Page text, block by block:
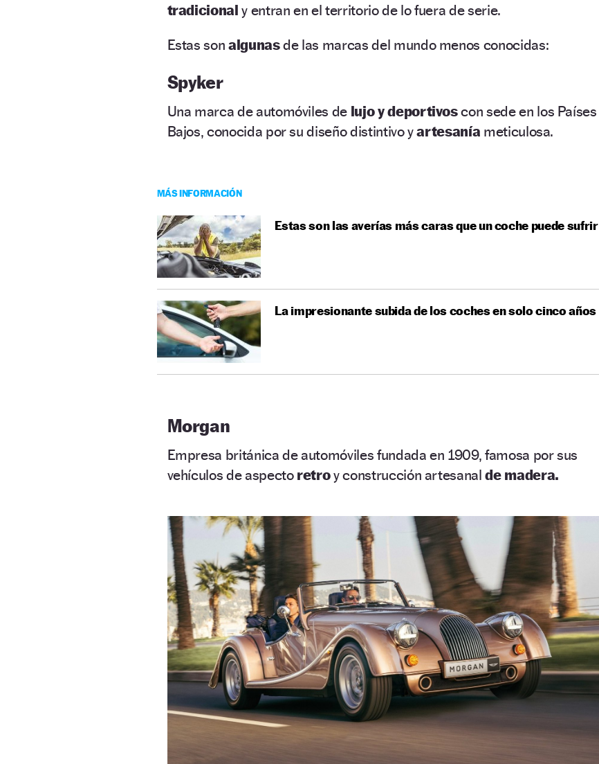
tradicionaly entran en el territorio de lo fuera de serie.
Estas son algunasde las marcas del mundo menos conocidas:
Spyker
Una marca de automóviles de lujo y deportivoscon sede en los Países
Bajos, conocida por su diseño distintivo yartesanía meticulosa.
MÁS INFORMACIÓN
Estas son las averías más caras que un coche puede sufrir
La impresionante subida de los coches en solo cinco años
Morgan
Empresa británica de automóviles fundada en 1909, famosa por sus
vehículos de aspecto retroy construcción artesanalde madera.